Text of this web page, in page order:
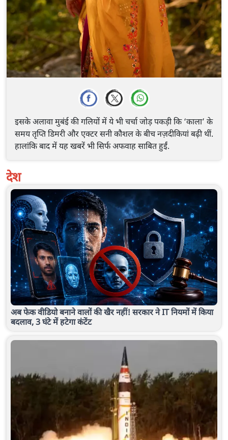
इसके अलावा मुबंई की गलियों में ये भी चर्चा जोड़ पकड़ी कि ‘काला’ के
समय तृप्ति डिमरी और एक्टर सनी कौशल के बीच नज़दीकियां बढ़ी थीं.
हालांकि बाद में यह खबरें भी सिर्फ अफवाह साबित हुईं.
देश
अब फेक वीडियो बनाने वालों की खैर नहीं! सरकार ने IT नियमों में किया
बदलाव, 3 घंटे में हटेगा कंटेंट